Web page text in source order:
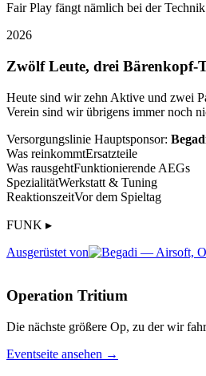
Fair Play fängt nämlich bei der
2026
Zwölf Leute, drei Bärenkopf-
Heute sind wir zehn Aktive und zwei
Verein sind wir übrigens immer noch
Versorgungslinie Hauptsponsor:
Was reinkommtErsatzteile
Was rausgehtFunktionierende AEGs
SpezialitätWerkstatt & Tuning
ReaktionszeitVor dem Spieltag
FUNK ▸
Ausgerüstet von
Operation Tritium
Die nächste größere Op, zu der wir
Eventseite ansehen →